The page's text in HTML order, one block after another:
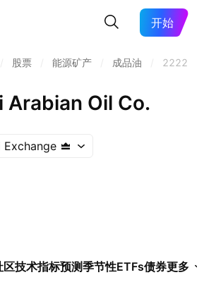
开始
股票 能源矿产 成品油 2222
Arabian Oil Co.
Exchange
区技术指标预测季节性ETFs债券更多